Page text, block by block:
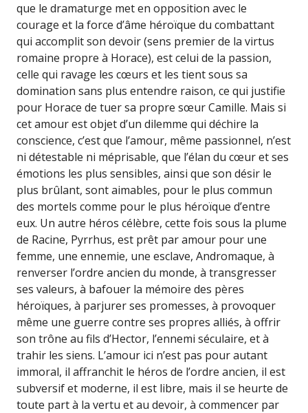
que le dramaturge met en opposition avec le
courage et la force d’âme héroïque du combattant
qui accomplit son devoir (sens premier de la virtus
romaine propre à Horace), est celui de la passion,
celle qui ravage les cœurs et les tient sous sa
domination sans plus entendre raison, ce qui justifie
pour Horace de tuer sa propre sœur Camille. Mais si
cet amour est objet d’un dilemme qui déchire la
conscience, c’est que l’amour, même passionnel, n’est
ni détestable ni méprisable, que l’élan du cœur et ses
émotions les plus sensibles, ainsi que son désir le
plus brûlant, sont aimables, pour le plus commun
des mortels comme pour le plus héroïque d’entre
eux. Un autre héros célèbre, cette fois sous la plume
de Racine, Pyrrhus, est prêt par amour pour une
femme, une ennemie, une esclave, Andromaque, à
renverser l’ordre ancien du monde, à transgresser
ses valeurs, à bafouer la mémoire des pères
héroïques, à parjurer ses promesses, à provoquer
même une guerre contre ses propres alliés, à offrir
son trône au fils d’Hector, l’ennemi séculaire, et à
trahir les siens. L’amour ici n’est pas pour autant
immoral, il affranchit le héros de l’ordre ancien, il est
subversif et moderne, il est libre, mais il se heurte de
toute part à la vertu et au devoir, à commencer par